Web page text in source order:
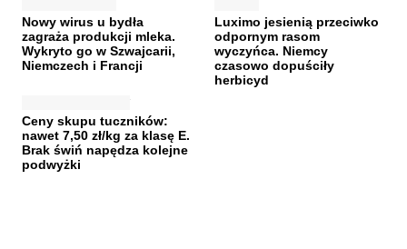
Nowy wirus u bydła
zagraża produkcji mleka.
Wykryto go w Szwajcarii,
Niemczech i Francji
Luximo jesienią przeciwko
odpornym rasom
wyczyńca. Niemcy
czasowo dopuściły
herbicyd
Ceny skupu tuczników:
nawet 7,50 zł/kg za klasę E.
Brak świń napędza kolejne
podwyżki